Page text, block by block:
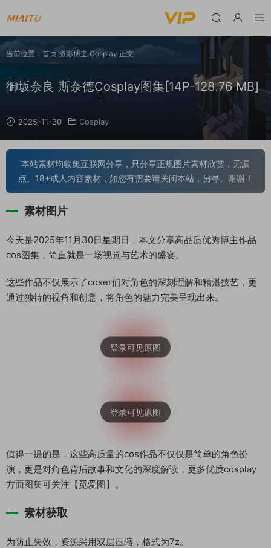
当前位置： 首页 摄影博主 Cosplay 正文
御坂奈良 斯奈德Cosplay图集[14P-128.76 MB]
2025-11-30 Cosplay
本站素材均收集互联网分享，只分享正规图片素材欣赏，无漏
点、18+成人内容素材，如您有需要请关闭本站，另寻。谢谢！
素材图片
今天是2025年11月30日星期日，本文分享高品质优秀博主作品
cos图集，简直就是一场视觉与艺术的盛宴。
这些作品不仅展示了coser们对角色的深刻理解和精湛技艺，更
通过独特的视角和创意，将角色的魅力完美呈现出来。
值得一提的是，这些高质量的cos作品不仅仅是简单的角色扮
演，更是对角色背后故事和文化的深度解读，更多优质cosplay
方面图集可关注【觅爱图】。
素材获取
为防止失效，资源采用双层压缩，格式为7z。